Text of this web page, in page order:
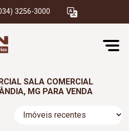
3256-3000
SALA COMERCIAL
MG PARA VENDA